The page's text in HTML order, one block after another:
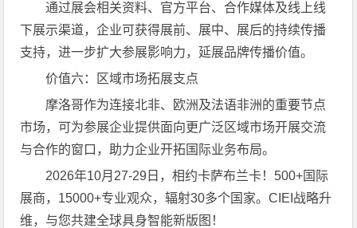
通过展会相关资料、官方平台、合作媒体及线上线
下展示渠道，企业可获得展前、展中、展后的持续传播
支持，进一步扩大参展影响力，延展品牌传播价值。
价值六：区域市场拓展支点
摩洛哥作为连接北非、欧洲及法语非洲的重要节点
市场，可为参展企业提供面向更广泛区域市场开展交流
与合作的窗口，助力企业开拓国际业务布局。
2026年10月27-29日，相约卡萨布兰卡！500+国际
展商，15000+专业观众，辐射30多个国家。CIEI战略升
维，与您共建全球具身智能新版图！